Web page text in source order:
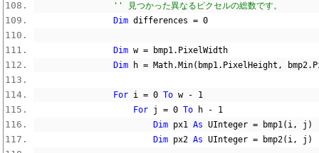
'' 見つかった異なるピクセルの総数です。
Dim differences = 0
Dim w = bmp1. PixelWidth
Dim h = Math. Min( bmp1. PixelHeight , bmp2.
For i = 0 To w -
1
For j = 0 To h -
1
Dim px1 As UInteger = bmp1( i, j )
Dim px2 As UInteger = bmp2( i, j )